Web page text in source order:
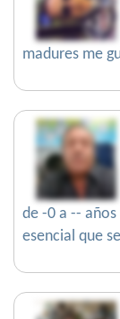
madures me
de -0 a --
esencial que